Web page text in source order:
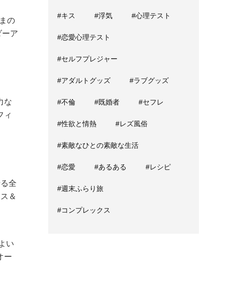
の
ア
な
ィ
全
＆
い
ー
#キス #浮気 #心理テスト
#恋愛心理テスト
#セルフプレジャー
#アダルトグッズ #ラブグッズ
#不倫 #既婚者 #セフレ
#性欲と情熱 #レズ風俗
#素敵なひとの素敵な生活
#恋愛 #あるある #レシピ
#週末ふらり旅
#コンプレックス